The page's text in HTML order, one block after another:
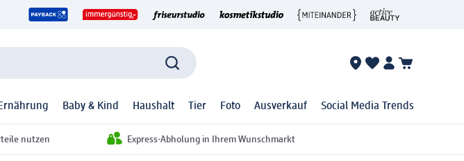
Baby & Kind Haushalt Tier Foto Ausverkauf Social Media Trends
nutzen Express-Abholung in Ihrem Wunschmarkt